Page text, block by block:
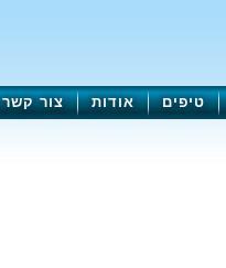
טיפים אודות צור קשר